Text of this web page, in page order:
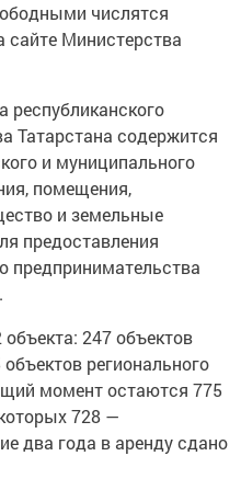
числятся
сайте Министерства
республиканского
Татарстана содержится
и муниципального
помещения,
и земельные
предоставления
предпринимательства
247 объектов
регионального
момент остаются 775
728 —
два года в аренду сдано